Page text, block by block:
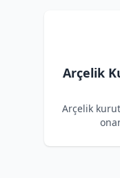
Arçelik
Arçelik